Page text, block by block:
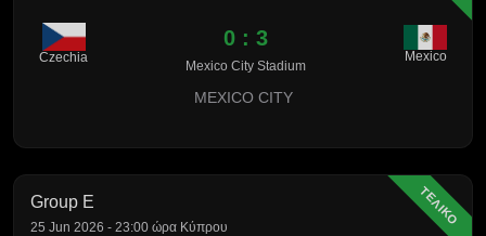
Czechia
0 : 3
Mexico City Stadium
Mexico
MEXICO CITY
ΤΕΛΙΚΟ
Group E
25 Jun 2026 - 23:00 ώρα Κύπρου